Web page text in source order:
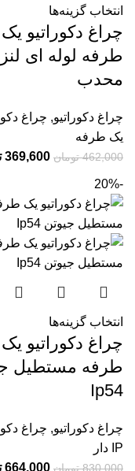
انتخاب گزینه‌ها
چراغ دکوراتیو یک
طرفه لوله ای لنز
محدب
چراغ دکوراتیو, چراغ
یک طرفه
462,000 تومان 369,600
-20%
انتخاب گزینه‌ها
چراغ دکوراتیو یک
طرفه مستطیل
Ip54
چراغ دکوراتیو, چراغ
IP دار
830,000 تومان 664,000